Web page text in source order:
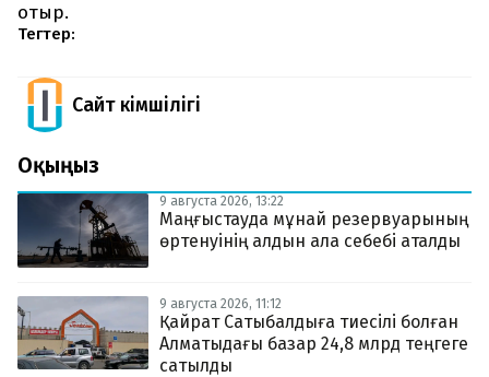
отыр.
Тегтер:
Сайт Әкімшілігі
Оқыңыз
9 августа 2026, 13:22
Маңғыстауда мұнай резервуарының
өртенуінің алдын ала себебі аталды
9 августа 2026, 11:12
Қайрат Сатыбалдыға тиесілі болған
Алматыдағы базар 24,8 млрд теңгеге
сатылды